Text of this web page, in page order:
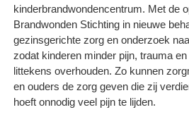
kinderbrandwondencentrum. Met de
Brandwonden Stichting in nieuwe
gezinsgerichte zorg en onderzoek
zodat kinderen minder pijn, trauma
littekens overhouden. Zo kunnen
en ouders de zorg geven die zij
hoeft onnodig veel pijn te lijden.